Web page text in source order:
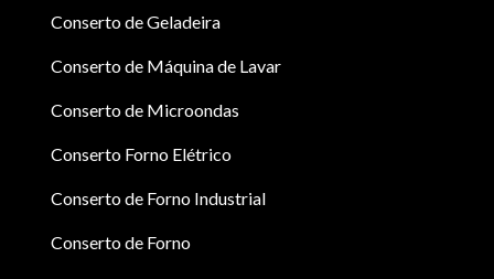
Conserto de Geladeira
Conserto de Máquina de Lavar
Conserto de Microondas
Conserto Forno Elétrico
Conserto de Forno Industrial
Conserto de Forno